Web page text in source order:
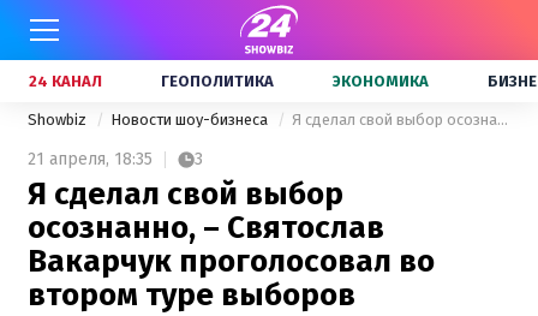
24 КАНАЛ ГЕОПОЛИТИКА ЭКОНОМИКА
Showbiz Новости шоу-бизнеса Я сделал свой выбор осознанно, – Святослав Вакарчук проголосовал во втором туре выборов
21 апреля, 18:35 3
Я сделал свой выбор
осознанно, – Святослав
Вакарчук проголосовал во
втором туре выборов